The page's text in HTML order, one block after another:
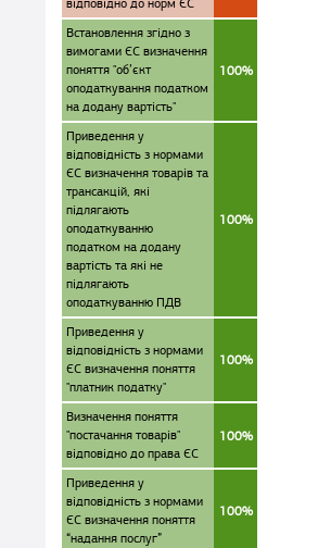
Встановлення згідно з
вимогами ЄС визначення
поняття "об’єкт
оподаткування податком
на додану вартість"
100%
Приведення у
відповідність з нормами
ЄС визначення товарів та
трансакцій, які
підлягають
оподаткуванню
податком на додану
вартість та які не
підлягають
оподаткуванню ПДВ
100%
Приведення у
відповідність з нормами
ЄС визначення поняття
"платник податку"
100%
Визначення поняття
"постачання товарів"
відповідно до права ЄС
100%
Приведення у
відповідність з нормами
ЄС визначення поняття
“надання послуг”
100%